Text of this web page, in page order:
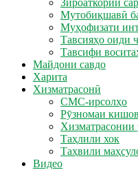
Мутобиқшавӣ
Муҳофизати
Тавсияҳо оиди
Тавсифи
Майдони савдо
Харита
Хизматрасонӣ
СМС-ирсолҳо
Рӯзномаи
Хизматрасонии
Таҳлили хок
Таҳвили
Видео